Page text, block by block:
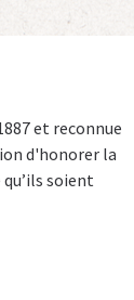
et reconnue
d'honorer la
soient